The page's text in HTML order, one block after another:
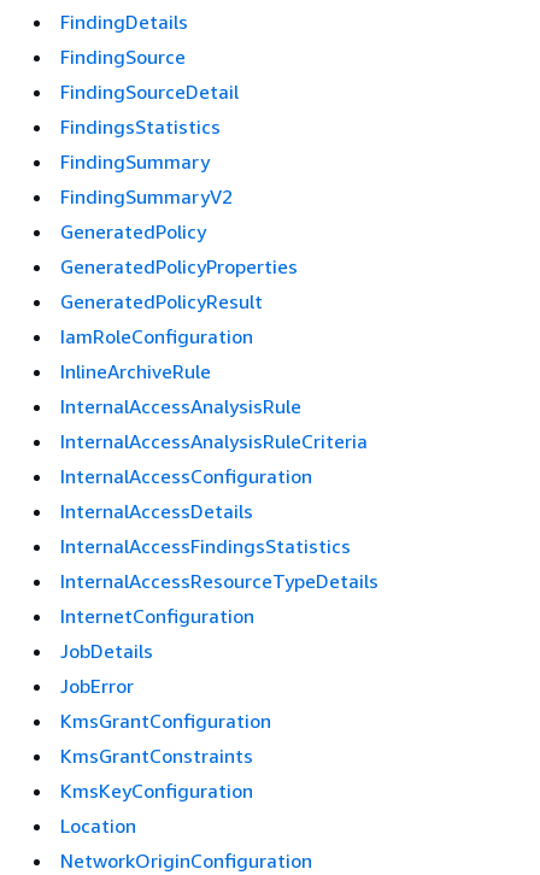
FindingDetails
FindingSource
FindingSourceDetail
FindingsStatistics
FindingSummary
FindingSummaryV2
GeneratedPolicy
GeneratedPolicyProperties
GeneratedPolicyResult
IamRoleConfiguration
InlineArchiveRule
InternalAccessAnalysisRule
InternalAccessAnalysisRuleCriteria
InternalAccessConfiguration
InternalAccessDetails
InternalAccessFindingsStatistics
InternalAccessResourceTypeDetails
InternetConfiguration
JobDetails
JobError
KmsGrantConfiguration
KmsGrantConstraints
KmsKeyConfiguration
Location
NetworkOriginConfiguration